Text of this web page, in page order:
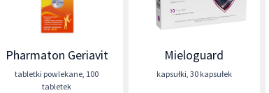
Pharmaton Geriavit
tabletki powlekane 100
tabletek
Mieloguard
kapsułki 30 kapsułek